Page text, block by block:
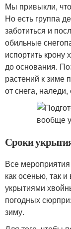
Мы привыкли,
Но есть группа
заботиться и
обильные
испортить крону
до основания.
растений к зиме
от снега,
Сроки
Все
как осенью, так
укрытиями
погодных
зиму.